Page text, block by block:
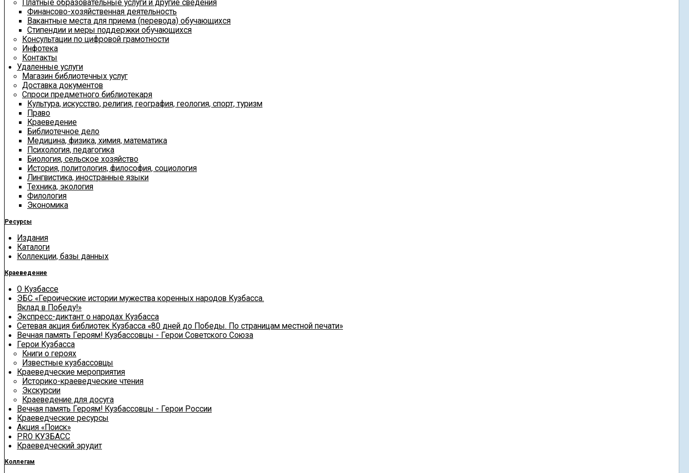
Платные образовательные услуги и другие сведения
Финансово-хозяйственная деятельность
Вакантные места для приема (перевода) обучающихся
Стипендии и меры поддержки обучающихся
Консультации по цифровой грамотности
Инфотека
Контакты
Удаленные услуги
Магазин библиотечных услуг
Доставка документов
Спроси предметного библиотекаря
Культура, искусство, религия, география, геология, спорт, туризм
Право
Краеведение
Библиотечное дело
Медицина, физика, химия, математика
Психология, педагогика
Биология, сельское хозяйство
История, политология, философия, социология
Лингвистика, иностранные языки
Техника, экология
Филология
Экономика
Ресурсы
Издания
Каталоги
Коллекции, базы данных
Краеведение
О Кузбассе
ЭБС «Героические истории мужества коренных народов Кузбасса.
Вклад в Победу!»
Экспресс-диктант о народах Кузбасса
Сетевая акция библиотек Кузбасса «80 дней до Победы. По страницам местной печати»
Вечная память Героям! Кузбассовцы - Герои Советского Союза
Герои Кузбасса
Книги о героях
Известные кузбассовцы
Краеведческие мероприятия
Историко-краеведческие чтения
Экскурсии
Краеведение для досуга
Вечная память Героям! Кузбассовцы - Герои России
Краеведческие ресурсы
Акция «Поиск»
PRO КУЗБАСС
Краеведческий эрудит
Коллегам